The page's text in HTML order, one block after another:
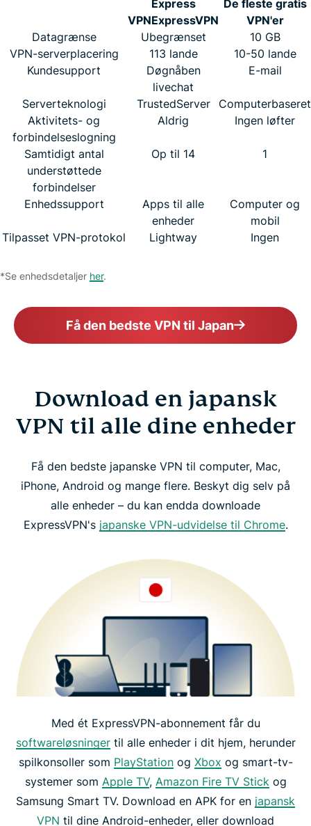
Express
VPNExpressVPN
De fleste gratis
VPN'er
Datagrænse
Ubegrænset
10 GB
VPN-serverplacering
113 lande
10-50 lande
Kundesupport
Døgnåben
livechat
E-mail
Serverteknologi TrustedServer
Computerbaseret
Aktivitets- og
forbindelseslogning
Aldrig Ingen løfter
Samtidigt antal
understøttede
forbindelser
Op til 14 1
Enhedssupport
Apps til alle
enheder
Computer og
mobil
Tilpasset VPN-protokol
Lightway Ingen
*Se enhedsdetaljer her.
Få den bedste VPN til Japan
Download en japansk
VPN til alle dine enheder
Få den bedste japanske VPN til computer, Mac,
iPhone, Android og mange flere. Beskyt dig selv på
alle enheder – du kan endda downloade
ExpressVPN's japanske VPN-udvidelse til Chrome.
Med ét ExpressVPN-abonnement får du
softwareløsningertil alle enheder i dit hjem, herunder
spilkonsoller som PlayStationog Xbox og smart-tv-
systemer som Apple TV, Amazon Fire TV Stickog
Samsung Smart TV. Download en APK for en japansk
VPN til dine Android-enheder, eller download